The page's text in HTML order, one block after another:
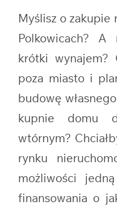
Myślisz o zakupie
Polkowicach? A
krótki wynajem?
poza miasto i
budowę
kupnie domu
wtórnym?
rynku
możliwości
finansowania o